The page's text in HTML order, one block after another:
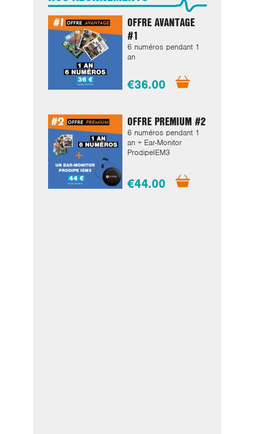
OFFRE AVANTAGE
#1
6 numéros pendant 1
an
€36.00
OFFRE PREMIUM #2
6 numéros pendant 1
an + Ear-Monitor
ProdipeIEM3
€44.00